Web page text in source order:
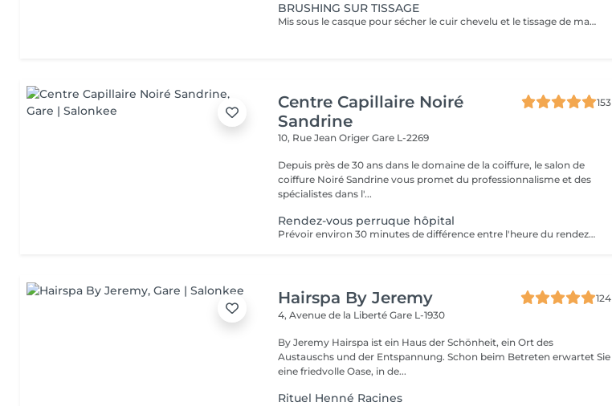
BRUSHING SUR TISSAGE
Mis sous le casque pour sécher le cuir chevelu et le tissage de manière efficace et confortable. Un diagnostic sur mesure + shampooing nourrissant, masque hydratant ,coiffage sérum et fixation finale. Important: cheveux sans tresse ni noeuds à l'arrivée; tout noeuds ou tressage entraîne l'annulation et 50% de la prestation est retenu. Toute arrivée retardée de 15-30 minutes ou plus entraînera l'annulation automatique du rendez-vous.
Centre Capillaire Noiré
Sandrine
153
10, Rue Jean OrigerGare L-2269
Depuis près de 30 ans dans le domaine de la coiffure, le salon de
coiffure Noiré Sandrine vous promet du professionnalisme et des
spécialistes dans l'...
Rendez-vous perruque hôpital
Prévoir environ 30 minutes de différence entre l'heure du rendez-vous sur le planning et l'arrivée à l'hôpital (le temps nécessaire pour faire le déplacement)
Hairspa By Jeremy
124
4, Avenue de la LibertéGare L-1930
By Jeremy Hairspa ist ein Haus der Schönheit, ein Ort des
Austauschs und der Entspannung. Schon beim Betreten erwartet Sie
eine friedvolle Oase, in de...
Rituel Henné Racines